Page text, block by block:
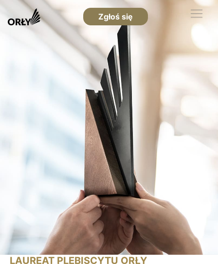
Zgłoś się
LAUREAT PLEBISCYTU ORŁY